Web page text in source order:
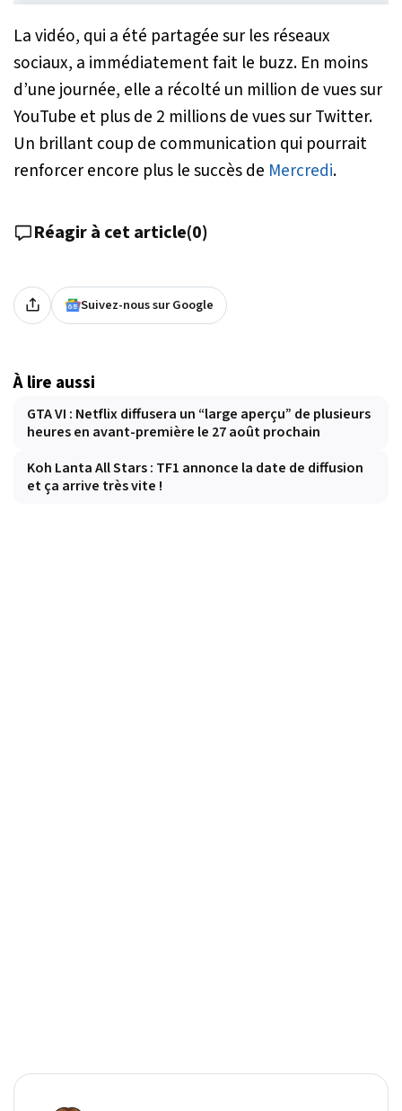
La vidéo, qui a été partagée sur les réseaux
sociaux, a immédiatement fait le buzz. En moins
d’une journée, elle a récolté un million de vues sur
YouTube et plus de 2 millions de vues sur Twitter.
Un brillant coup de communication qui pourrait
renforcer encore plus le succès de Mercredi.
Réagir à cet article(0)
Suivez-nous sur Google
À lire aussi
GTA VI : Netflix diffusera un “large aperçu” de plusieurs
heures en avant-première le 27 août prochain
Koh Lanta All Stars : TF1 annonce la date de diffusion
et ça arrive très vite !